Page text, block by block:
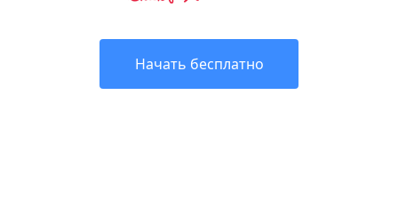
Начать бесплатно